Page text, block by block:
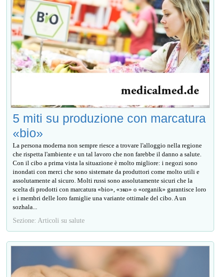
5 miti su produzione con marcatura
«bio»
La persona moderna non sempre riesce a trovare l'alloggio nella regione
che rispetta l'ambiente e un tal lavoro che non farebbe il danno a salute.
Con il cibo a prima vista la situazione è molto migliore: i negozi sono
inondati con merci che sono sistemate da produttori come molto utili e
assolutamente al sicuro. Molti russi sono assolutamente sicuri che la
scelta di prodotti con marcatura «bio», «эко» o «organik» garantisce loro
e i membri delle loro famiglie una variante ottimale del cibo. A un
sozhala...
Sezione: Articoli su salute